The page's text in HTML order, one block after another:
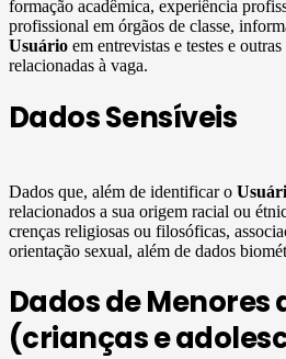
formação acadêmica, experiência
profissional em órgãos de classe,
Usuário em entrevistas e testes e
relacionadas à vaga.
Dados Sensíveis
Dados que, além de identificar o
relacionados a sua origem racial ou
crenças religiosas ou filosóficas,
orientação sexual, além de dados
Dados de Menores
(crianças e